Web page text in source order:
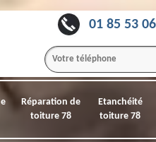
01 85 53
Réparation de
toiture 78
Etanchéité
toiture 78